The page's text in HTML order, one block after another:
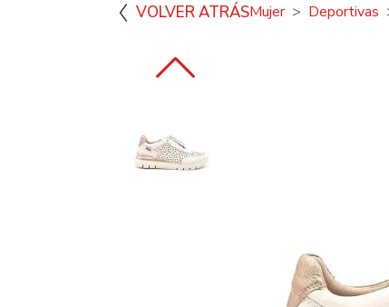
VOLVER ATRÁSMujer Deportivas